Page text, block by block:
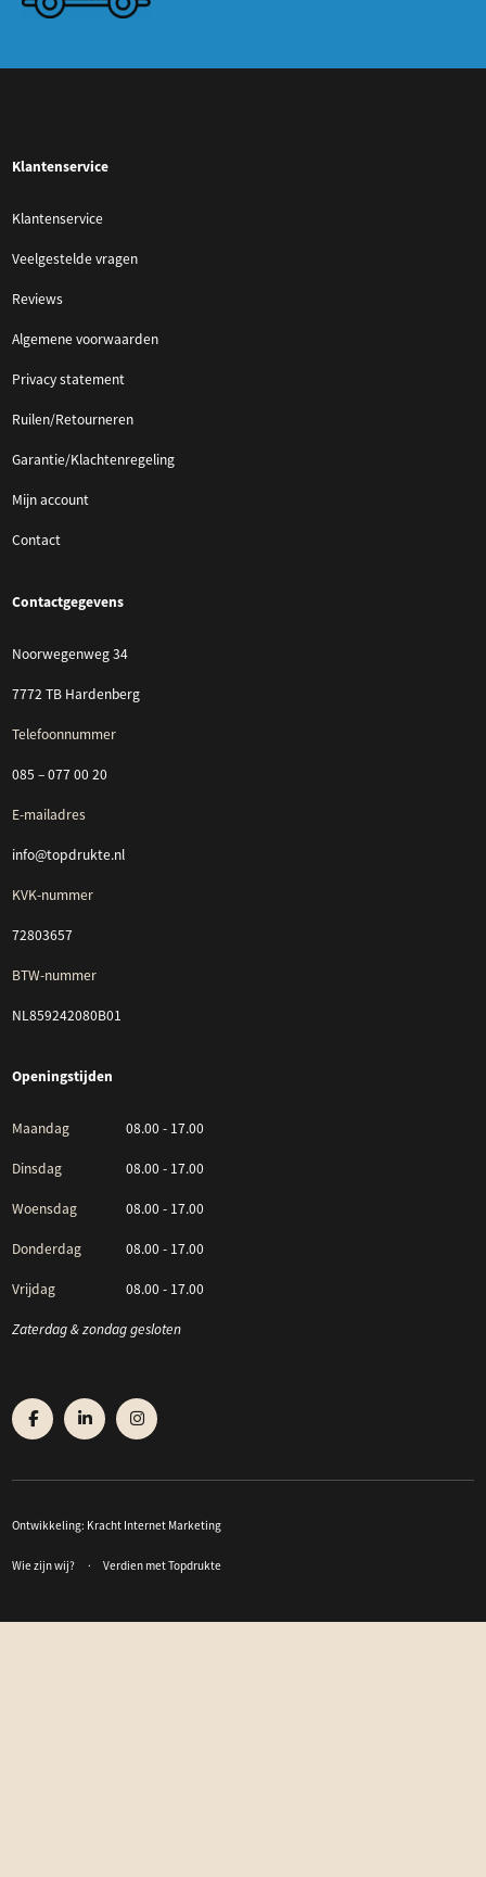
Klantenservice
Klantenservice
Veelgestelde vragen
Reviews
Algemene voorwaarden
Privacy statement
Ruilen/Retourneren
Garantie/Klachtenregeling
Mijn account
Contact
Contactgegevens
Noorwegenweg 34
7772 TB Hardenberg
Telefoonnummer
085 – 077 00 20
E-mailadres
info@topdrukte.nl
KVK-nummer
72803657
BTW-nummer
NL859242080B01
Openingstijden
Maandag 08.00 - 17.00
Dinsdag 08.00 - 17.00
Woensdag 08.00 - 17.00
Donderdag 08.00 - 17.00
Vrijdag 08.00 - 17.00
Zaterdag & zondag gesloten
Ontwikkeling: Kracht Internet Marketing
Wie zijn wij? Verdien met Topdrukte